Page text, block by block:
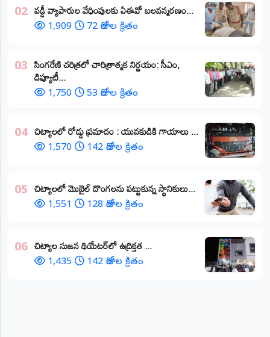
02 వడ్డీ వ్యాపారుల వేధింపులకు ఏఈవో బలవన్మరణం...
1,909 72 రోజుల క్రితం
03 ​సింగరేణి చరిత్రలో చారిత్రాత్మక నిర్ణయం: సీఎం,
డిప్యూటీ...
1,750 53 రోజుల క్రితం
04 చిట్యాలలో రోడ్డు ప్రమాదం : యువకుడికి గాయాలు ​...
1,570 142 రోజుల క్రితం
05 చిట్యాలలో మొబైల్ దొంగలను పట్టుకున్న స్థానికులు...
1,551 128 రోజుల క్రితం
06 చిట్యాల సుజన థియేటర్‌లో ఉద్రిక్తత ...
1,435 142 రోజుల క్రితం